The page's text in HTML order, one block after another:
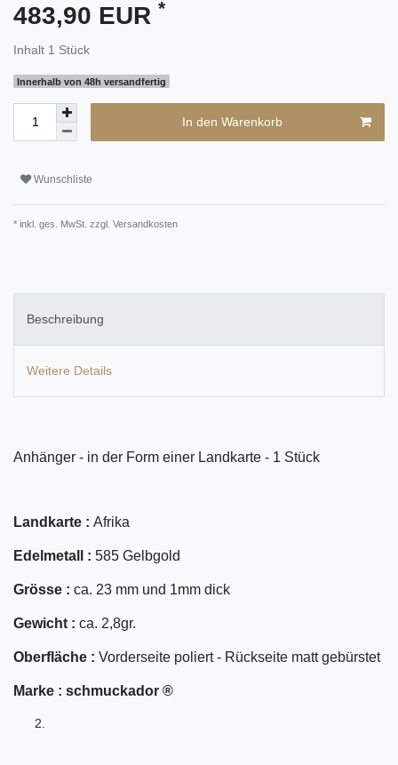
483,90 EUR *
Inhalt 1 Stück
Innerhalb von 48h versandfertig
In den Warenkorb
Wunschliste
* inkl. ges. MwSt. zzgl. Versandkosten
Beschreibung
Weitere Details
Anhänger - in der Form einer Landkarte - 1 Stück
Landkarte : Afrika
Edelmetall : 585 Gelbgold
Grösse : ca. 23 mm und 1mm dick
Gewicht : ca. 2,8gr.
Oberfläche : Vorderseite poliert - Rückseite matt gebürstet
Marke : schmuckador ®